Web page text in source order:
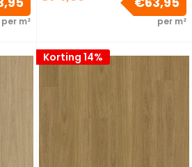
per m² per m²
Korting 14%